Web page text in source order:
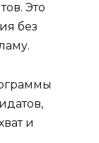
Это
без
и